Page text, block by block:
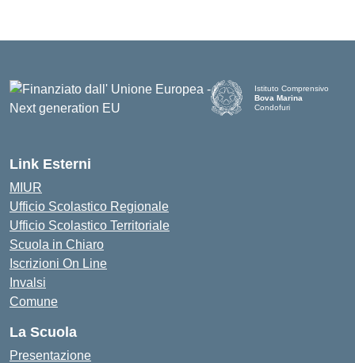
Istituto Comprensivo
Bova Marina
Condofuri
Link Esterni
MIUR
Ufficio Scolastico Regionale
Ufficio Scolastico Territoriale
Scuola in Chiaro
Iscrizioni On Line
Invalsi
Comune
La Scuola
Presentazione